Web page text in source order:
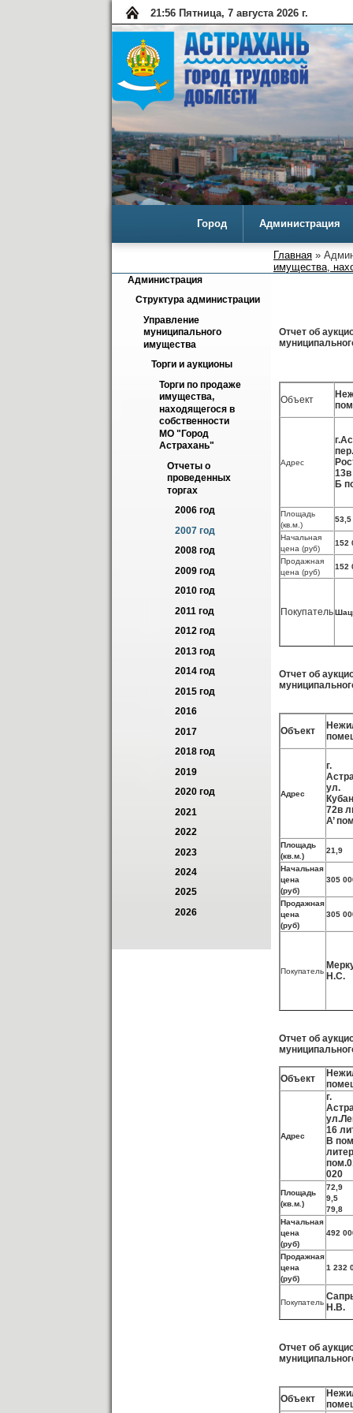
21:56 Пятница, 7 августа 2026 г.
Город Администрация
Главная »
имущества,
Администрация
Структура администрации
Управление
муниципального
имущества
Торги и аукционы
Торги по продаже
имущества,
находящегося в
собственности
МО "Город
Астрахань"
Отчеты о
проведенных
торгах
2006 год
2007 год
2008 год
2009 год
2010 год
2011 год
2012 год
2013 год
2014 год
2015 год
2016
2017
2018 год
2019
2020 год
2021
2022
2023
2024
2025
2026
Отчет об
Объект
Адрес
пер.
Б
Площадь
(кв.м.)
53,5
Начальная
цена (руб)
152
Продажная
цена (руб)
152
Покупатель
Отчет об
Объект
Адрес
г.
ул.
72в
А’
Площадь
(кв.м.)
21,9
Начальная
цена
(руб)
305
Продажная
цена
(руб)
305
Покупатель Н.С.
Отчет об
Объект
Адрес
г.
16
В
020
Площадь
(кв.м.)
72,9
9,5
79,8
Начальная
цена
(руб)
492
Продажная
цена
(руб)
1 232
Покупатель Н.В.
Отчет об
Объект